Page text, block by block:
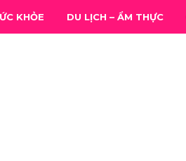
KHỎE DU LỊCH – ẨM THỰC